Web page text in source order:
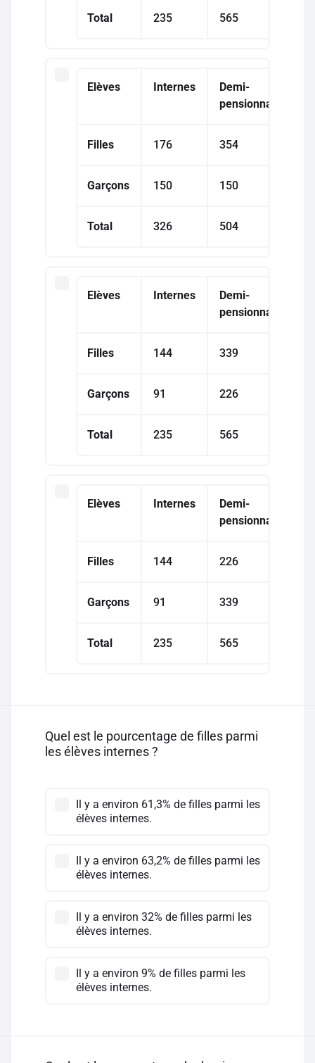
Total 235 565
Elèves Internes
Demi-
pensionnaires
Filles 176 354
Garçons 150 150
Total 326 504
Elèves Internes
Demi-
pensionnaires
Filles 144 339
Garçons 91 226
Total 235 565
Elèves Internes
Demi-
pensionnaires
Filles 144 226
Garçons 91 339
Total 235 565
Quel est le pourcentage de filles parmi
les élèves internes ?
Il y a environ 61,3% de filles parmi les
élèves internes.
Il y a environ 63,2% de filles parmi les
élèves internes.
Il y a environ 32% de filles parmi les
élèves internes.
Il y a environ 9% de filles parmi les
élèves internes.